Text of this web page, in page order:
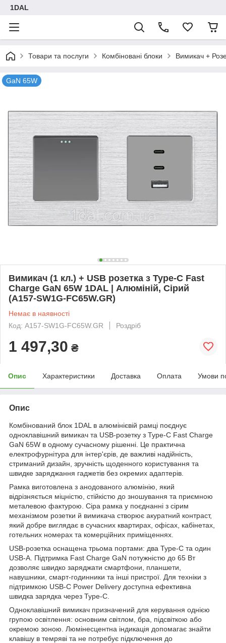
1DAL
Товари та послуги Комбіновані блоки Вимикач +
GaN 65W
Вимикач (1 кл.) + USB розетка з Type-C Fast
Charge GaN 65W 1DAL | Алюміній, Сірий
(A157-SW1G-FC65W.GR)
Немає в наявності
Код: A157-SW1G-FC65W.GR
Роздріб
1 497,30 ₴
Опис Характеристики Доставка Оплата Умови
Опис
Комбінований блок 1DAL в алюмінієвій рамці поєднує
одноклавішний вимикач та USB-розетку з Type-C Fast Charge
GaN 65W в одному сучасному рішенні. Це практична
електрофурнітура для інтер'єрів, де важливі надійність,
стриманий дизайн, зручність щоденного користування та
швидке заряджання гаджетів без окремих адаптерів.
Рамка виготовлена з анодованого алюмінію, який
відрізняється міцністю, стійкістю до зношування та приємною
металевою фактурою. Сіра рамка у поєднанні з сірим
механізмом розетки й вимикача створює акуратний контраст,
який добре виглядає в сучасних квартирах, офісах, кабінетах,
готельних номерах та комерційних приміщеннях.
USB-розетка оснащена трьома портами: два Type-C та один
USB-A. Підтримка Fast Charge GaN потужністю до 65 Вт
дозволяє швидко заряджати смартфони, планшети,
навушники, смарт-годинники та інші пристрої. Для техніки з
підтримкою USB-C Power Delivery доступна ефективна
швидка зарядка через Type-C.
Одноклавішний вимикач призначений для керування однією
групою освітлення: основним світлом, бра, підсвіткою або
окремою зоною. Люмінесцентна індикація допомагає знайти
клавішу в темряві та не потребує підключення до